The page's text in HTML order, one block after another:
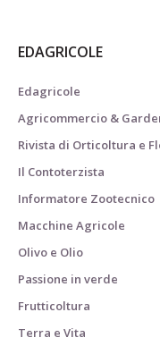
EDAGRICOLE
Edagricole
Agricommercio &
Rivista di Orticoltura e
Il Contoterzista
Informatore Zootecnico
Macchine Agricole
Olivo e Olio
Passione in verde
Frutticoltura
Terra e Vita